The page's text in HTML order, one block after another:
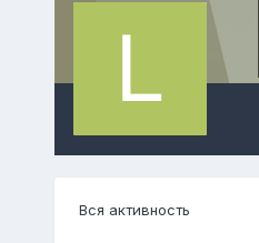
Вся активность